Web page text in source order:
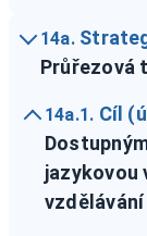
14a.
Průřezová
14a.1. Cíl
jazykovou
vzdělávání